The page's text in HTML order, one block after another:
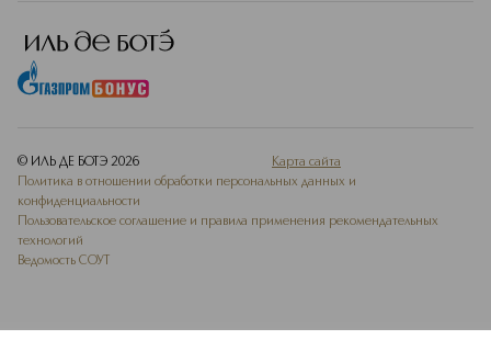
© ИЛЬ ДЕ БОТЭ 2026
Карта сайта
Политика в отношении обработки персональных данных и
конфиденциальности
Пользовательское соглашение и правила применения рекомендательных
технологий
Ведомость СОУТ